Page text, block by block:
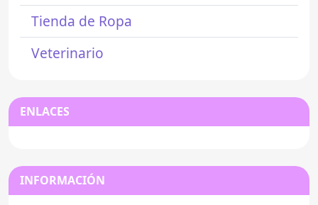
Tienda de Ropa
Veterinario
ENLACES
INFORMACIÓN